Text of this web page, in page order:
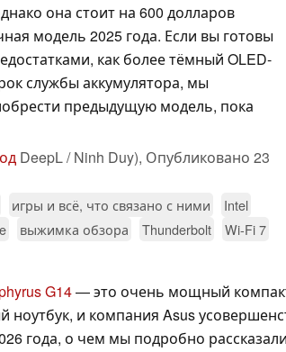
она стоит на 600 долларов
модель 2025 года. Если вы готовы
как более тёмный OLED-
службы аккумулятора, мы
предыдущую модель, пока
DeepL / Ninh Duy), Опубликовано 23
игры и всё, что связано с ними
Intel
выжимка обзора Thunderbolt
Wi-Fi 7
G14— это очень мощный
ноутбук, и компания Asus
года, о чем мы подробно